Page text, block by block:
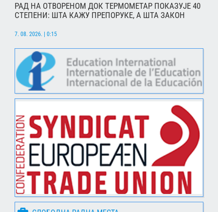
РАД НА ОТВОРЕНОМ ДОК ТЕРМОМЕТАР ПОКАЗУЈЕ 40
СТЕПЕНИ: ШТА КАЖУ ПРЕПОРУКЕ, А ШТА ЗАКОН
7. 08. 2026. | 0:15